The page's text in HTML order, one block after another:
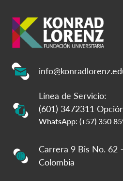
Línea de Servicio:
(601) 3472311
WhatsApp: (+57) 350
Carrera 9 Bis No. 62
Colombia